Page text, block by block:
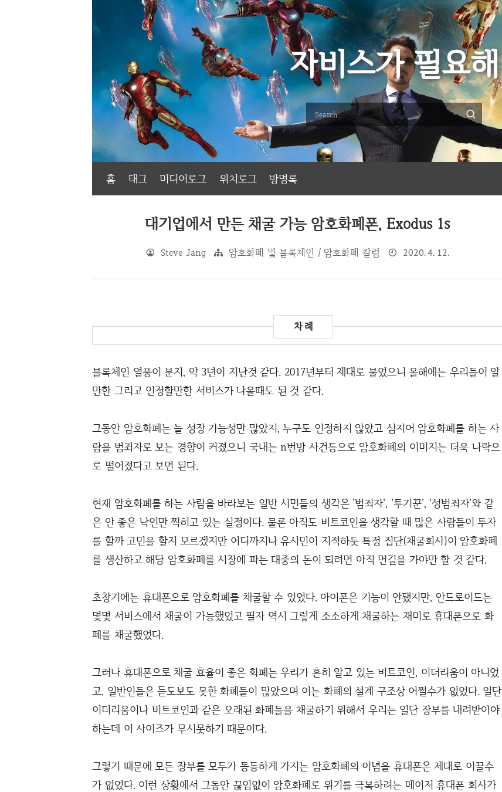
자비스가 필요해
홈 태그 미디어로그 위치로그 방명록
대기업에서 만든 채굴 가능 암호화폐폰, Exodus 1s
Steve Jang 암호화폐 및 블록체인 / 암호화폐 칼럼 2020. 4. 12.
블록체인 열풍이 분지, 약 3년이 지난것 같다. 2017년부터 제대로 불었으니 올해에는 우리들이 알
만한 그리고 인정할만한 서비스가 나올때도 된 것 같다.
그동안 암호화폐는 늘 성장 가능성만 많았지, 누구도 인정하지 않았고 심지어 암호화폐를 하는 사
람을 범죄자로 보는 경향이 커졌으니 국내는 n번방 사건등으로 암호화폐의 이미지는 더욱 나락으
로 떨어졌다고 보면 된다.
현재 암호화폐를 하는 사람을 바라보는 일반 시민들의 생각은 '범죄자', '투기꾼', '성범죄자'와 같
은 안 좋은 낙인만 찍히고 있는 실정이다. 물론 아직도 비트코인을 생각할 때 많은 사람들이 투자
를 할까 고민을 할지 모르겠지만 어디까지나 유시민이 지적하듯 특정 집단(채굴회사)이 암호화폐
를 생산하고 해당 암호화폐를 시장에 파는 대중의 돈이 되려면 아직 먼길을 가야만 할 것 같다.
초창기에는 휴대폰으로 암호화폐를 채굴할 수 있었다. 아이폰은 기능이 안됐지만, 안드로이드는
몇몇 서비스에서 채굴이 가능했었고 필자 역시 그렇게 소소하게 채굴하는 재미로 휴대폰으로 화
폐를 채굴했었다.
그러나 휴대폰으로 채굴 효율이 좋은 화폐는 우리가 흔히 알고 있는 비트코인, 이더리움이 아니었
고, 일반인들은 듣도보도 못한 화폐들이 많았으며 이는 화폐의 설계 구조상 어쩔수가 없었다. 일단
이더리움이나 비트코인과 같은 오래된 화폐들을 채굴하기 위해서 우리는 일단 장부를 내려받아야
하는데 이 사이즈가 무시못하기 때문이다.
그렇기 때문에 모든 장부를 모두가 동등하게 가지는 암호화폐의 이념을 휴대폰은 제대로 이끌수
가 없었다. 이런 상황에서 그동안 끊임없이 암호화폐로 위기를 극복하려는 메이저 휴대폰 회사가